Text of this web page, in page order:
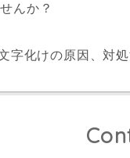
んか？
字化けの原因、対